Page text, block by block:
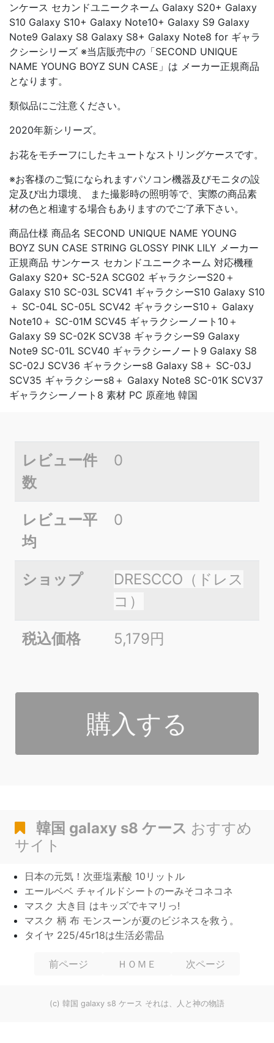
ンケース セカンドユニークネーム Galaxy S20+ Galaxy
S10 Galaxy S10+ Galaxy Note10+ Galaxy S9 Galaxy
Note9 Galaxy S8 Galaxy S8+ Galaxy Note8 for ギャラ
クシーシリーズ ※当店販売中の「SECOND UNIQUE
NAME YOUNG BOYZ SUN CASE」は メーカー正規商品
となります。
類似品にご注意ください。
2020年新シリーズ。
お花をモチーフにしたキュートなストリングケースです。
※お客様のご覧になられますパソコン機器及びモニタの設
定及び出力環境、 また撮影時の照明等で、実際の商品素
材の色と相違する場合もありますのでご了承下さい。
商品仕様 商品名 SECOND UNIQUE NAME YOUNG
BOYZ SUN CASE STRING GLOSSY PINK LILY メーカー
正規商品 サンケース セカンドユニークネーム 対応機種
Galaxy S20+ SC-52A SCG02 ギャラクシーS20＋
Galaxy S10 SC-03L SCV41 ギャラクシーS10 Galaxy S10
＋ SC-04L SC-05L SCV42 ギャラクシーS10＋ Galaxy
Note10＋ SC-01M SCV45 ギャラクシーノート10＋
Galaxy S9 SC-02K SCV38 ギャラクシーS9 Galaxy
Note9 SC-01L SCV40 ギャラクシーノート9 Galaxy S8
SC-02J SCV36 ギャラクシーs8 Galaxy S8＋ SC-03J
SCV35 ギャラクシーs8＋ Galaxy Note8 SC-01K SCV37
ギャラクシーノート8 素材 PC 原産地 韓国
レビュー件
数
0
レビュー平
均
0
ショップ
DRESCCO（ドレス
コ）
税込価格 5,179円
購入する
韓国 galaxy s8 ケース おすすめ
サイト
日本の元気！次亜塩素酸 10リットル
エールベベ チャイルドシートのーみそコネコネ
マスク 大き目 はキッズでキマリっ!
マスク 柄 布 モンスーンが夏のビジネスを救う。
タイヤ 225/45r18は生活必需品
前ページ ＨＯＭＥ 次ページ
(c) 韓国 galaxy s8 ケース それは、人と神の物語